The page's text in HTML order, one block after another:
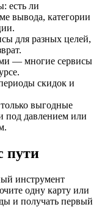
есть ли
вывода, категории
для разных целей,
— многие сервисы
скидок и
выгодные
под давлением или
пути
инструмент
одну карту или
и получать первый